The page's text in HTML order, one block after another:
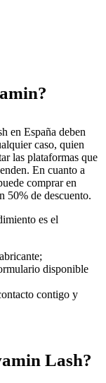
en España deben
caso, quien
las plataformas que
En cuanto a
comprar en
50% de descuento.
es el
disponible
contigo y
Lash?